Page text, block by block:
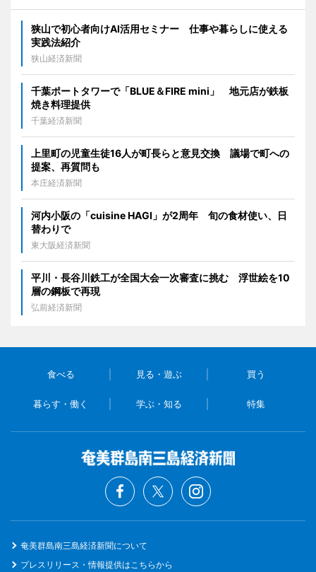
狭山で初心者向けAI活用セミナー 仕事や暮らしに使える
実践法紹介
狭山経済新聞
千葉ポートタワーで「BLUE＆FIRE mini」 地元店が鉄板
焼き料理提供
千葉経済新聞
上里町の児童生徒16人が町長らと意見交換 議場で町への
提案、再質問も
本庄経済新聞
河内小阪の「cuisine HAGI」が2周年 旬の食材使い、日
替わりで
東大阪経済新聞
平川・長谷川鉄工が全国大会一次審査に挑む 浮世絵を10
層の鋼板で再現
弘前経済新聞
食べる 見る・遊ぶ 買う
暮らす・働く 学ぶ・知る 特集
奄美群島南三島経済新聞について
プレスリリース・情報提供はこちらから